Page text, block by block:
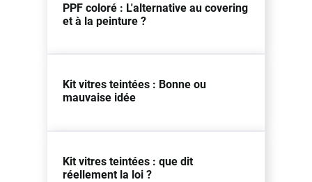
PPF coloré : L'alternative au covering
et à la peinture ?
Kit vitres teintées : Bonne ou
mauvaise idée
Kit vitres teintées : que dit
réellement la loi ?